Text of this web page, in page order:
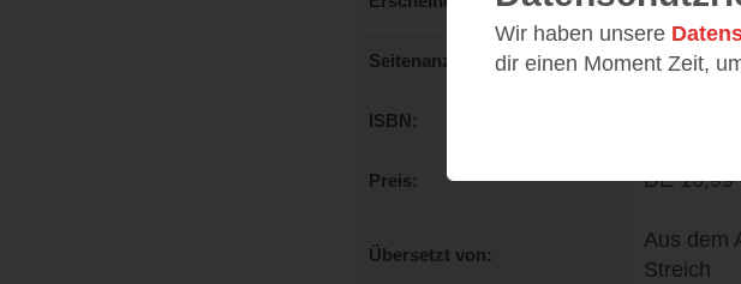
Seitenanzahl 622
ISBN
Preis DE16,99
Übersetzt von
Aus dem
Streich
Wir haben unsere
dir einen Moment Zeit,